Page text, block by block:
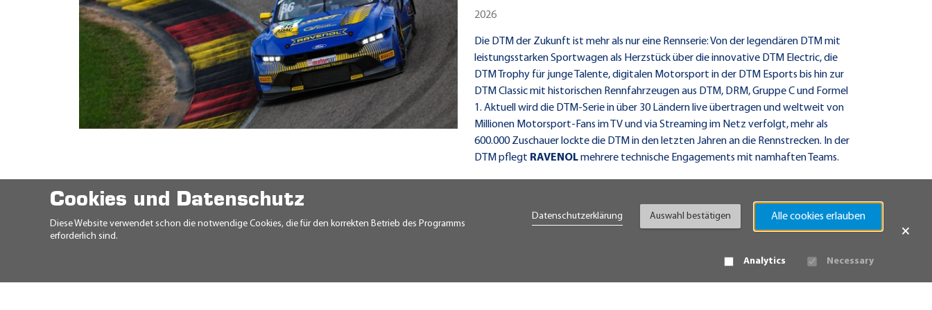
2026
Die DTM der Zukunft ist mehr als nur eine Rennserie: Von der legendären DTM mit
leistungsstarken Sportwagen als Herzstück über die innovative DTM Electric, die
DTM Trophy für junge Talente, digitalen Motorsport in der DTM Esports bis hin zur
DTM Classic mit historischen Rennfahrzeugen aus DTM, DRM, Gruppe C und Formel
1. Aktuell wird die DTM-Serie in über 30 Ländern live übertragen und weltweit von
Millionen Motorsport-Fans im TV und via Streaming im Netz verfolgt, mehr als
600.000 Zuschauer lockte die DTM in den letzten Jahren an die Rennstrecken. In der
DTM pflegt RAVENOLmehrere technische Engagements mit namhaften Teams.
Cookies und Datenschutz
Diese Website verwendet schon die notwendige Cookies, die für den korrekten Betrieb des Programms
erforderlich sind.
Datenschutzerklärung Auswahl bestätigen Alle cookies erlauben
×
Analytics Necessary